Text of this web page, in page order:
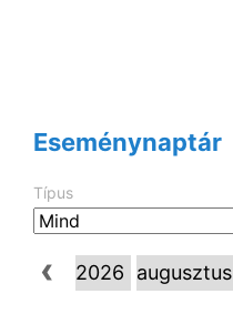
Eseménynaptár
Típus